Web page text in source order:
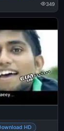
349
HD